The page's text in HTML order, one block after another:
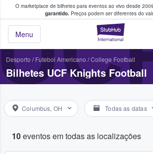
O marketplace de bilhetes para eventos ao vivo desde
garantido.Preços podem ser diferentes do
Menu
fãs compram e vendem
Desporto / Futebol Americano /College Football
Bilhetes UCF Knights Football
Columbus, OH Todas as datas
10eventos em todas as localizações